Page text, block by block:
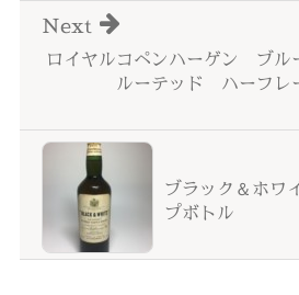
ロイヤルコペンハーゲン ブル
ルーテッド ハーフレ
Next
ブラック＆ホワ
プボトル